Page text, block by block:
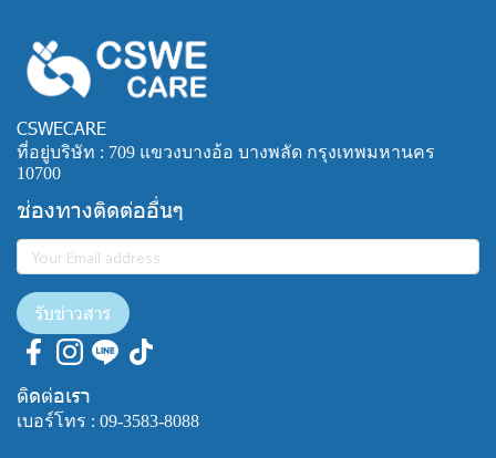
CSWECARE
ที่อยู่บริษัท : 709 แขวงบางอ้อ บางพลัด กรุงเทพมหานคร
10700
ช่องทางติดต่ออื่นๆ
รับข่าวสาร
ติดต่อเรา
เบอร์โทร : 09-3583-8088